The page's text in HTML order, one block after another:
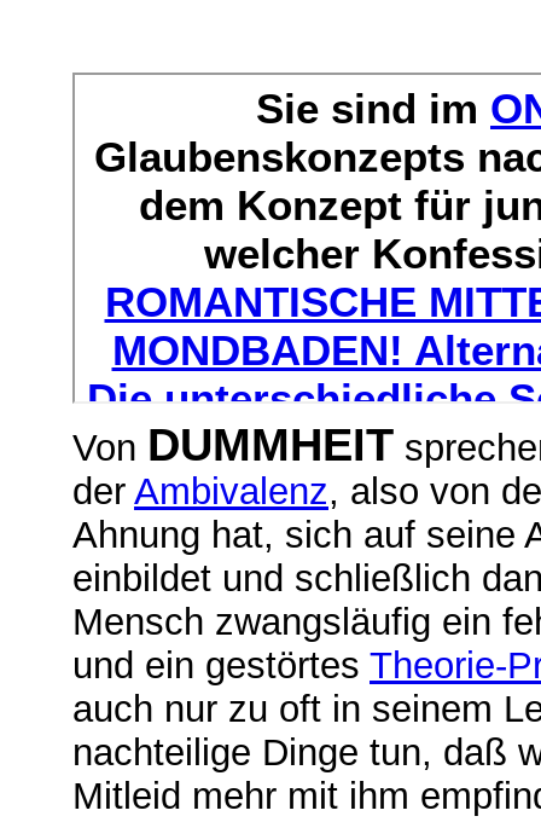
Von DUMMHEIT
der Ambivalenz, also von
Ahnung hat, sich auf seine
einbildet und schließlich
Mensch zwangsläufig ein
und ein gestörtes Theorie-
auch nur zu oft in seinem
nachteilige Dinge tun, daß
Mitleid mehr mit ihm